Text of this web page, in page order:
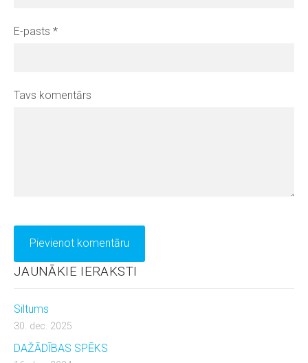
JAUNĀKIE IERAKSTI
Siltums
30. dec. 2025
DAŽĀDĪBAS SPĒKS
E-pasts *
Tavs komentārs